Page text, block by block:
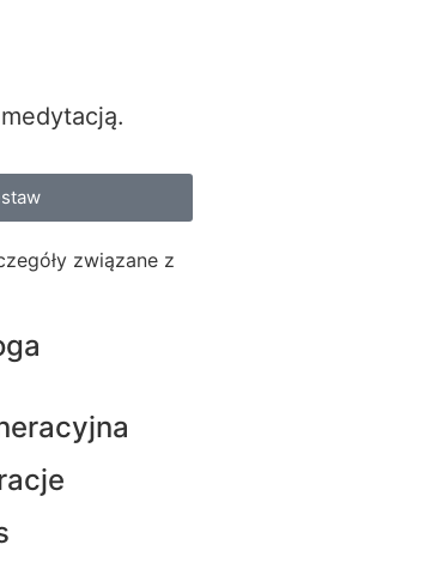
związane z